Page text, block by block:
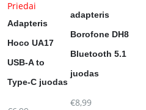
Priedai
Adapteris
Hoco UA17
USB-A to
Type-C juodas
adapteris
Borofone DH8
Bluetooth 5.1
juodas
€8,99